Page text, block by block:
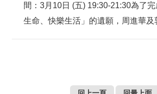
間：3月10日 (五) 19:30-21:30為了
生命、快樂生活」的遺願，周進華及